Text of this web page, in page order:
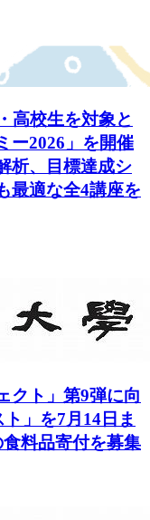
高校生を対象と
ー2026」を開催
析、目標達成シ
最適な全4講座を
クト」第9弾に向
」を7月14日ま
料品寄付を募集